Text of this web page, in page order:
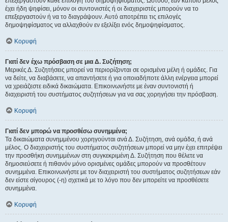
έχει ήδη ψηφίσει, μόνον οι συντονιστές ή οι διαχειριστές μπορούν να το
επεξεργαστούν ή να το διαγράψουν. Αυτό αποτρέπει τις επιλογές
δημοψηφίσματος να αλλαχθούν εν εξελίξει ενός δημοψηφίσματος.
Κορυφή
Γιατί δεν έχω πρόσβαση σε μια Δ. Συζήτηση;
Μερικές Δ. Συζητήσεις μπορεί να περιορίζονται σε ορισμένα μέλη ή ομάδες. Για
να δείτε, να διαβάσετε, να απαντήσετε ή για οποιαδήποτε άλλη ενέργεια μπορεί
να χρειάζεστε ειδικά δικαιώματα. Επικοινωνήστε με έναν συντονιστή ή
διαχειριστή του συστήματος συζητήσεων για να σας χορηγήσει την πρόσβαση.
Κορυφή
Γιατί δεν μπορώ να προσθέσω συνημμένα;
Τα δικαιώματα συνημμένου χορηγούνται ανά Δ. Συζήτηση, ανά ομάδα, ή ανά
μέλος. Ο διαχειριστής του συστήματος συζητήσεων μπορεί να μην έχει επιτρέψει
την προσθήκη συνημμένων στη συγκεκριμένη Δ. Συζήτηση που θέλετε να
δημοσιεύσετε ή πιθανόν μόνο ορισμένες ομάδες μπορούν να προσθέτουν
συνημμένα. Επικοινωνήστε με τον διαχειριστή του συστήματος συζητήσεων εάν
δεν είστε σίγουρος (-η) σχετικά με το λόγο που δεν μπορείτε να προσθέσετε
συνημμένα.
Κορυφή